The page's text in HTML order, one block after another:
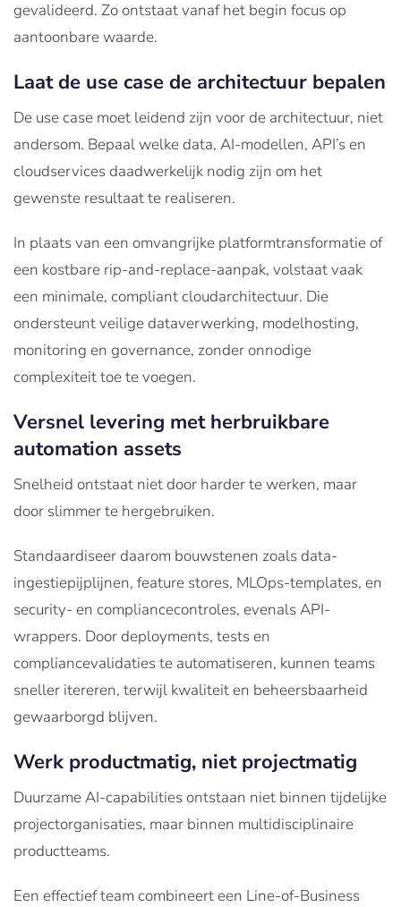
gevalideerd. Zo ontstaat vanaf het begin focus op
aantoonbare waarde.
Laat de use case de architectuur bepalen
De use case moet leidend zijn voor de architectuur, niet
andersom. Bepaal welke data, AI-modellen, API’s en
cloudservices daadwerkelijk nodig zijn om het
gewenste resultaat te realiseren.
In plaats van een omvangrijke platformtransformatie of
een kostbare rip-and-replace-aanpak, volstaat vaak
een minimale, compliant cloudarchitectuur. Die
ondersteunt veilige dataverwerking, modelhosting,
monitoring en governance, zonder onnodige
complexiteit toe te voegen.
Versnel levering met herbruikbare
automation assets
Snelheid ontstaat niet door harder te werken, maar
door slimmer te hergebruiken.
Standaardiseer daarom bouwstenen zoals data-
ingestiepijplijnen, feature stores, MLOps-templates, en
security- en compliancecontroles, evenals API-
wrappers. Door deployments, tests en
compliancevalidaties te automatiseren, kunnen teams
sneller itereren, terwijl kwaliteit en beheersbaarheid
gewaarborgd blijven.
Werk productmatig, niet projectmatig
Duurzame AI-capabilities ontstaan niet binnen tijdelijke
projectorganisaties, maar binnen multidisciplinaire
productteams.
Een effectief team combineert een Line-of-Business